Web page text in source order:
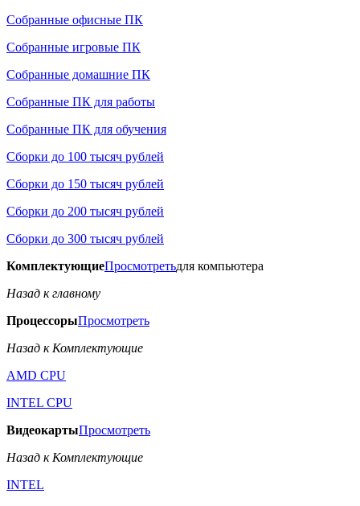
Собранные офисные ПК
Собранные игровые ПК
Собранные домашние ПК
Собранные ПК для работы
Собранные ПК для обучения
Сборки до 100 тысяч рублей
Сборки до 150 тысяч рублей
Сборки до 200 тысяч рублей
Сборки до 300 тысяч рублей
КомплектующиеПросмотретьдля компьютера
Назад к главному
ПроцессорыПросмотреть
Назад к Комплектующие
AMD CPU
INTEL CPU
ВидеокартыПросмотреть
Назад к Комплектующие
INTEL